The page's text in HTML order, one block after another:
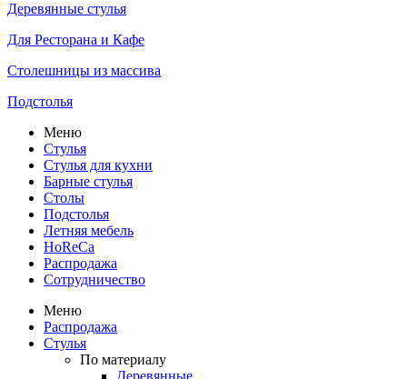
Деревянные стулья
Для Ресторана и Кафе
Столешницы из массива
Подстолья
Меню
Стулья
Стулья для кухни
Барные стулья
Столы
Подстолья
Летняя мебель
HoReCa
Распродажа
Сотрудничество
Меню
Распродажа
Стулья
По материалу
Деревянные